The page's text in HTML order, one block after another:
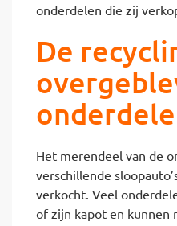
onderdelen die zij
De
Het merendeel van de
verschillende
verkocht. Veel
of zijn kapot en kunnen